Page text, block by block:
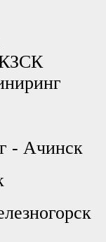
КЗСК
- Ачинск